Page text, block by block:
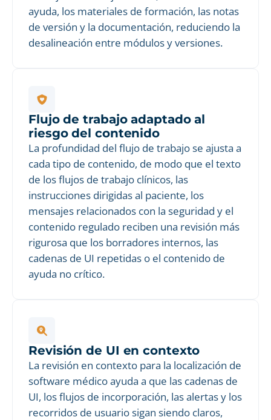
ayuda, los materiales de formación, las notas
de versión y la documentación, reduciendo la
desalineación entre módulos y versiones.
Flujo de trabajo adaptado al
riesgo del contenido
La profundidad del flujo de trabajo se ajusta a
cada tipo de contenido, de modo que el texto
de los flujos de trabajo clínicos, las
instrucciones dirigidas al paciente, los
mensajes relacionados con la seguridad y el
contenido regulado reciben una revisión más
rigurosa que los borradores internos, las
cadenas de UI repetidas o el contenido de
ayuda no crítico.
Revisión de UI en contexto
La revisión en contexto para la localización de
software médico ayuda a que las cadenas de
UI, los flujos de incorporación, las alertas y los
recorridos de usuario sigan siendo claros,